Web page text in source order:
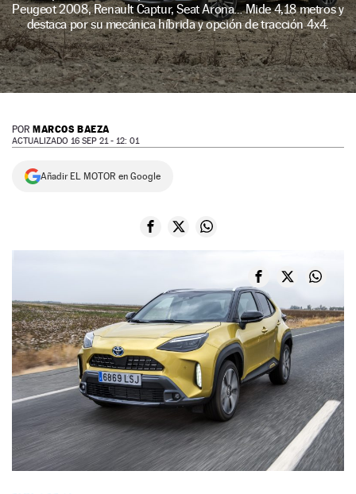
NEWSLETTER
SÍGUENOS
Peugeot 2008, Renault Captur, Seat Arona… Mide 4,18 metros y
destaca por su mecánica híbrida y opción de tracción 4x4.
POR MARCOS BAEZA
ACTUALIZADO 16 SEP 21 - 12: 01
Añadir EL MOTOR en Google